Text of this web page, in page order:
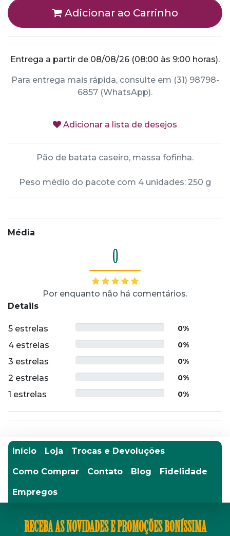
Adicionar ao Carrinho
Entrega a partir de 08/08/26 (08:00 às 9:00 horas).
Para entrega mais rápida, consulte em (31) 98798-
6857 (WhatsApp).
Adicionar a lista de desejos
Pão de batata caseiro, massa fofinha.
Peso médio do pacote com 4 unidades: 250 g
Média
0
Por enquanto não há comentários.
Details
5 estrelas 0%
4 estrelas 0%
3 estrelas 0%
2 estrelas 0%
1 estrelas 0%
Início Loja Trocas e Devoluções
Como Comprar Contato Blog Fidelidade
Empregos
RECEBA AS NOVIDADES E PROMOÇÕES BONÍSSIMA